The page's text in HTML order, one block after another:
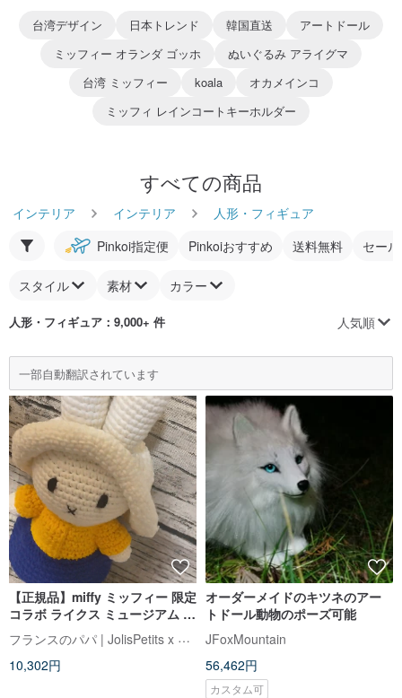
台湾デザイン 日本トレンド 韓国直送
アートドール
ミッフィー オランダ ゴッホ
ぬいぐるみ アライグマ
台湾 ミッフィー
koala
オカメインコ
ミッフィ レインコートキーホルダー
すべての商品
インテリア インテリア
人形・フィギュア
Pinkoi指定便
Pinkoiおすすめ 送料無料 セー
スタイル 素材 カラー
人形・フィギュア ：9,000+ 件 人気順
一部自動翻訳されています
【正規品】miffy ミッフィー 限定
コラボ ライクス ミュージアム ミ
ルクメイド 牛乳を注ぐ女
Rijksmuseum Amsterdam
フランスのパパ | JolisPetits x Miffy
10,302円
オーダーメイドのキツネのアー
トドール動物のポーズ可能
JFoxMountain
56,462円
カスタム可